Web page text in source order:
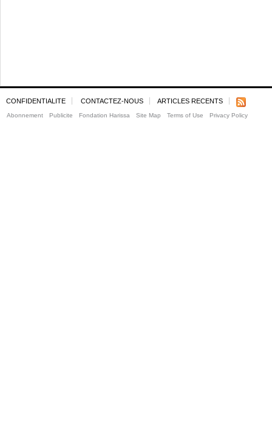
CONFIDENTIALITE CONTACTEZ-NOUS ARTICLES RECENTS
Abonnement Publicite Fondation Harissa Site Map Terms of Use Privacy Policy